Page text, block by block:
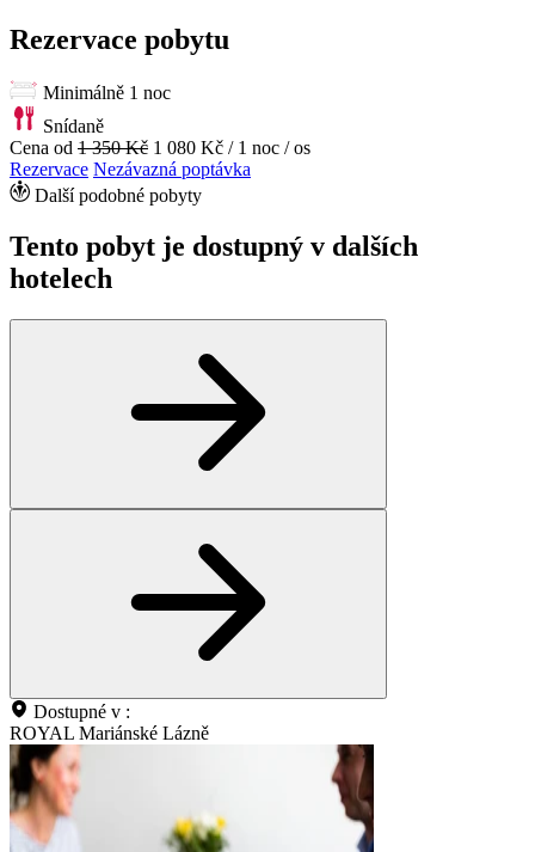
Rezervace pobytu
Minimálně 1 noc
Snídaně
Cena od 1 350 Kč 1 080 Kč / 1 noc / os
Rezervace Nezávazná poptávka
Další podobné pobyty
Tento pobyt je dostupný v dalších
hotelech
Dostupné v :
ROYAL Mariánské Lázně